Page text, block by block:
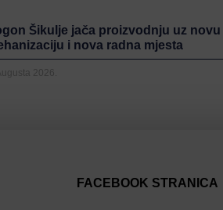
Šikulje jača proizvodnju uz novu
i nova radna mjesta
2026.
FACEBOOK STRANICA